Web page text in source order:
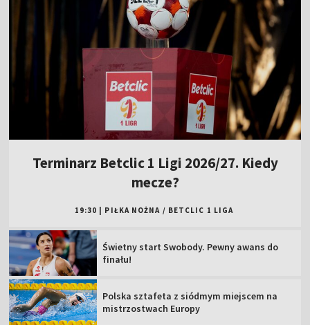
Terminarz Betclic 1 Ligi 2026/27. Kiedy
mecze?
19:30 PIŁKA NOŻNA / BETCLIC 1 LIGA
Świetny start Swobody. Pewny awans do
finału!
Polska sztafeta z siódmym miejscem na
mistrzostwach Europy